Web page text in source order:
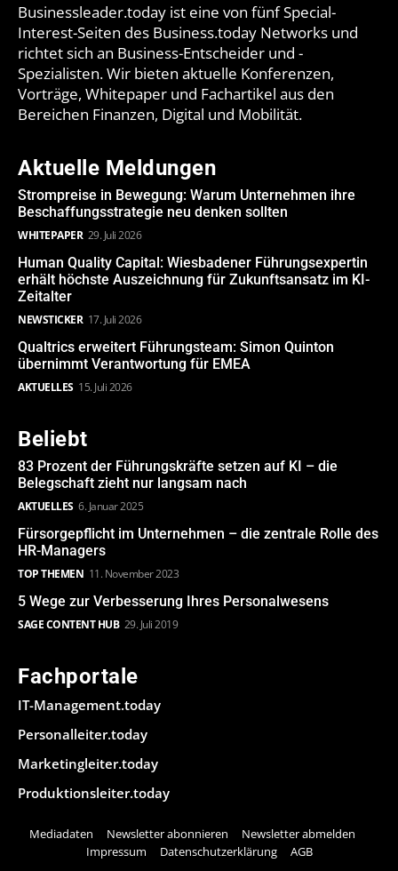
Businessleader.today ist eine von fünf Special-
Interest-Seiten des Business.today Networks und
richtet sich an Business-Entscheider und -
Spezialisten. Wir bieten aktuelle Konferenzen,
Vorträge, Whitepaper und Fachartikel aus den
Bereichen Finanzen, Digital und Mobilität.
Aktuelle Meldungen
Strompreise in Bewegung: Warum Unternehmen ihre
Beschaffungsstrategie neu denken sollten
WHITEPAPER 29. Juli 2026
Human Quality Capital: Wiesbadener Führungsexpertin
erhält höchste Auszeichnung für Zukunftsansatz im KI-
Zeitalter
NEWSTICKER 17. Juli 2026
Qualtrics erweitert Führungsteam: Simon Quinton
übernimmt Verantwortung für EMEA
AKTUELLES 15. Juli 2026
Beliebt
83 Prozent der Führungskräfte setzen auf KI – die
Belegschaft zieht nur langsam nach
AKTUELLES 6. Januar 2025
Fürsorgepflicht im Unternehmen – die zentrale Rolle des
HR-Managers
TOP THEMEN 11. November 2023
5 Wege zur Verbesserung Ihres Personalwesens
SAGE CONTENT HUB 29. Juli 2019
Fachportale
IT-Management.today
Personalleiter.today
Marketingleiter.today
Produktionsleiter.today
Mediadaten Newsletter abonnieren
Newsletter abmelden
Impressum
Datenschutzerklärung AGB